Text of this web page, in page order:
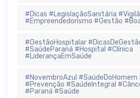
#Dicas #LegislaçãoSanitária
#Empreendedorismo #Gestão
#GestãoHospitalar
#SaúdeParaná #Hospital #Clínica
#LiderançaEmSaúde
#NovembroAzul #SaúdeDoHomem
#Prevenção #SaúdeIntegral
#Paraná #Saúde